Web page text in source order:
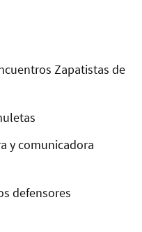
Zapatistas de
y comunicadora
defensores